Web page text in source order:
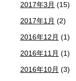
2017年3月 (15)
2017年1月 (2)
2016年12月 (1)
2016年11月 (1)
2016年10月 (3)